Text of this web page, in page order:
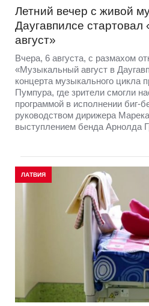
Летний вечер с живой
Даугавпилсе
август»
Вчера, 6 августа, с размахом
«Музыкальный август в
концерта музыкального цикла
Пумпура, где зрители смогли
программой в исполнении биг-
руководством дирижера
выступлением бенда Арнолда
ЛАТВИЯ